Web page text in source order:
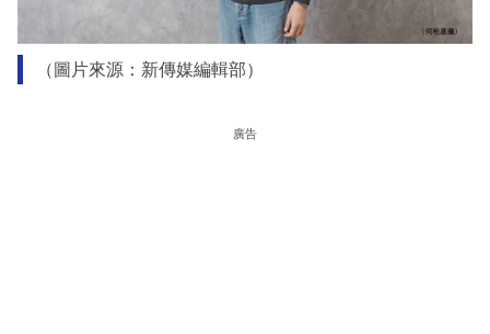
（圖片來源：新傳媒編輯部）
廣告